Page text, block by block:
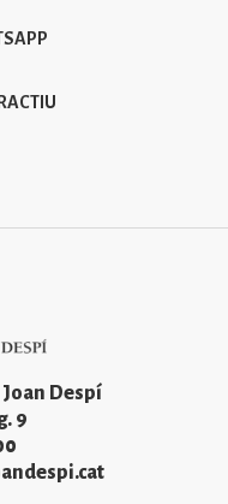
Despí
9